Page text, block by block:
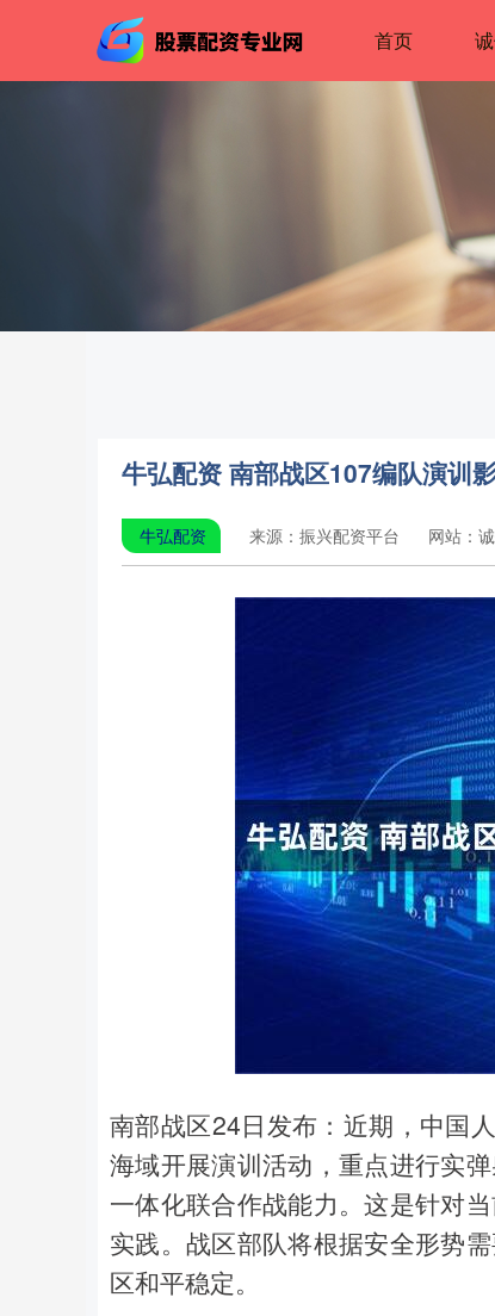
首页
牛弘配资 南部战区107编队演训
牛弘配资 来源：振兴配资平台 网站：
南部战区24日发布：近期，中国
海域开展演训活动，重点进行实
一体化联合作战能力。这是针对
实践。战区部队将根据安全形势
区和平稳定。